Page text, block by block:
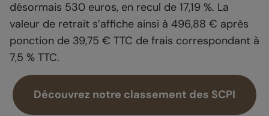
désormais 530 euros, en recul de 17,19 %. La
valeur de retrait s’affiche ainsi à 496,88 € après
ponction de 39,75 € TTC de frais correspondant à
7,5 % TTC.
Découvrez notre classement des SCPI